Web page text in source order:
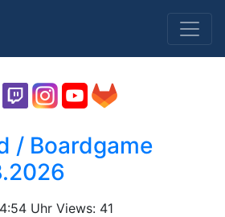
/ Boardgame
Uhr Views: 41